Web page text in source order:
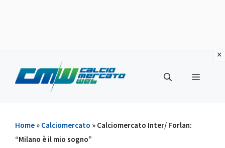
contenuto
Menu
Home » Calciomercato » Calciomercato Inter/ Forlan:
“Milano è il mio sogno”